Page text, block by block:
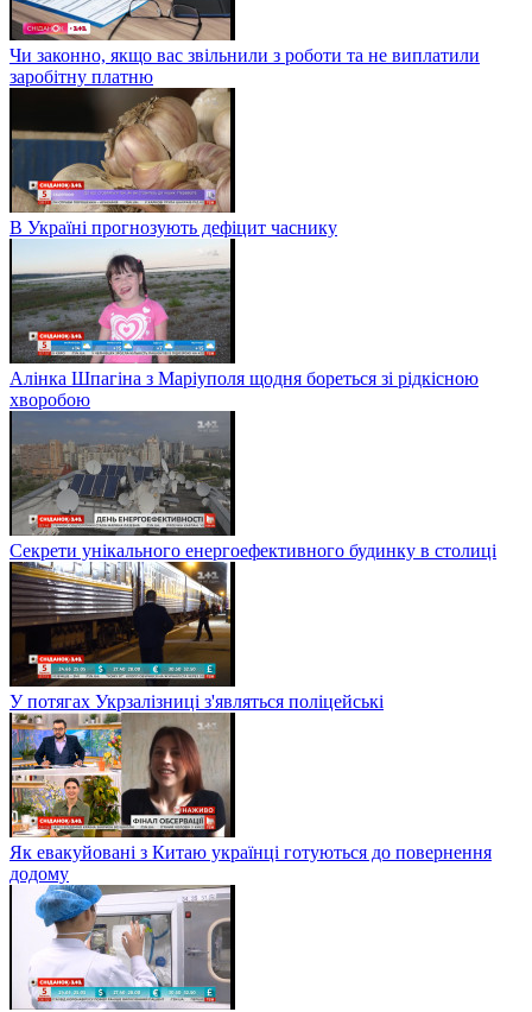
Чи законно, якщо вас звільнили з роботи та не виплатили
заробітну платню
В Україні прогнозують дефіцит часнику
Алінка Шпагіна з Маріуполя щодня бореться зі рідкісною
хворобою
Секрети унікального енергоефективного будинку в столиці
У потягах Укрзалізниці з'являться поліцейські
Як евакуйовані з Китаю українці готуються до повернення
додому